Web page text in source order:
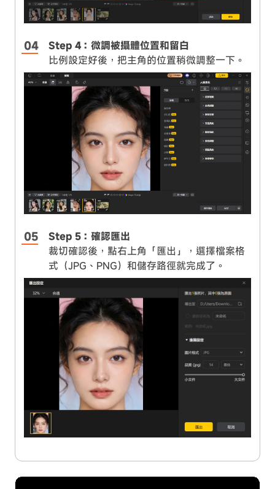
Step 4：微調被攝體位置和留白
比例設定好後，把主角的位置稍微調整一下。
Step 5：確認匯出
裁切確認後，點右上角「匯出」，選擇檔案格
式（JPG、PNG）和儲存路徑就完成了。